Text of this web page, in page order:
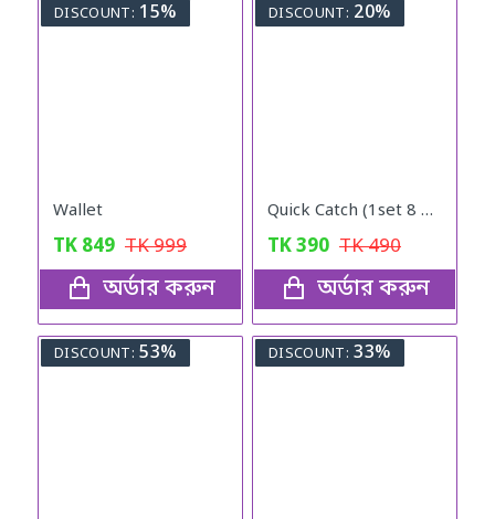
DISCOUNT: 15%
Wallet
TK 849 TK999
অর্ডার করুন
DISCOUNT: 20%
Quick Catch (1set 8 pcs)
TK390 TK490
অর্ডার করুন
DISCOUNT: 53% DISCOUNT: 33%